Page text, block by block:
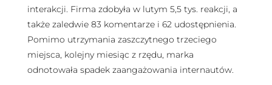
interakcji. Firma zdobyła w lutym 5,5 tys. reakcji, a
także zaledwie 83 komentarze i 62 udostępnienia.
Pomimo utrzymania zaszczytnego trzeciego
miejsca, kolejny miesiąc z rzędu, marka
odnotowała spadek zaangażowania internautów.